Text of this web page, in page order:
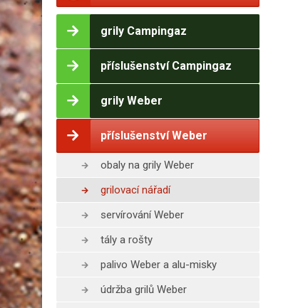
grily Campingaz
příslušenství Campingaz
grily Weber
příslušenství Weber
obaly na grily Weber
grilovací nářadí
servírování Weber
tály a rošty
palivo Weber a alu-misky
údržba grilů Weber